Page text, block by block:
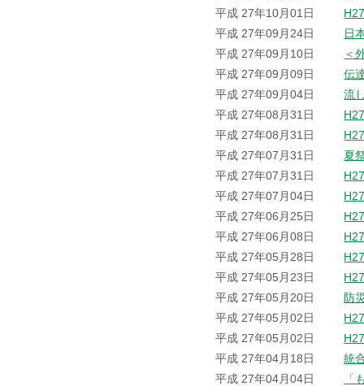
平成 27年10月01日
平成 27年09月24日
日
平成 27年09月10日
＜
平成 27年09月09日
伝
平成 27年09月04日
流
平成 27年08月31日
平成 27年08月31日
平成 27年07月31日
夏
平成 27年07月31日
平成 27年07月04日
平成 27年06月25日
平成 27年06月08日
平成 27年05月28日
平成 27年05月23日
平成 27年05月20日
防
平成 27年05月02日
平成 27年05月02日
平成 27年04月18日
統
平成 27年04月04日
「